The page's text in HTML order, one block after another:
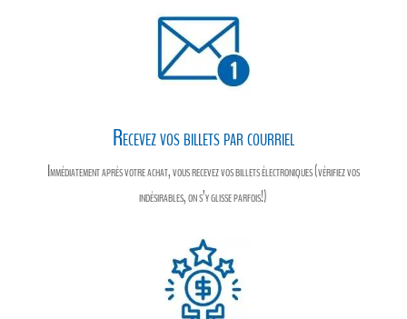
Recevez vos billets par courriel
Immédiatement après votre achat, vous recevez vos billets électroniques (vérifiez vos
indésirables, on s’y glisse parfois!)